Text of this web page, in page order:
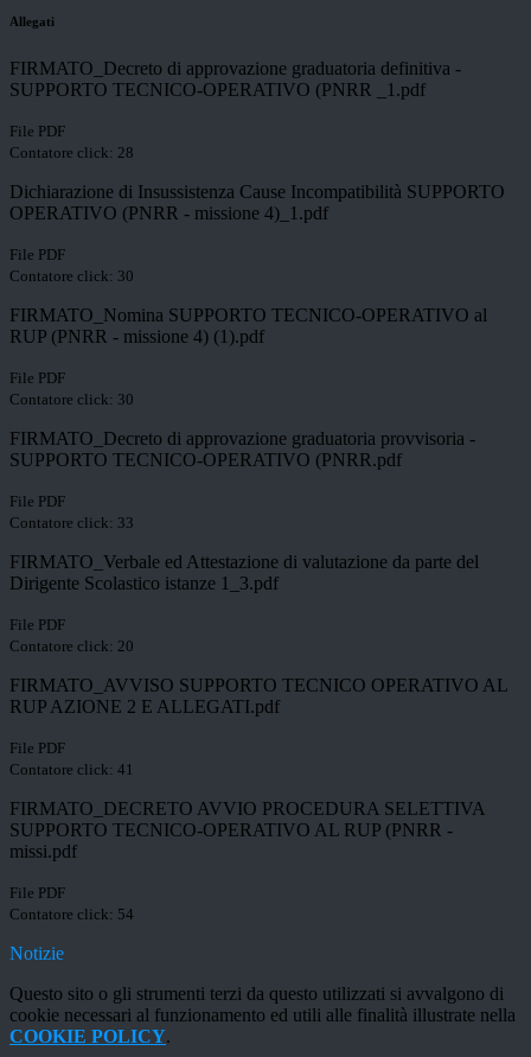
Allegati
FIRMATO_Decreto di approvazione graduatoria definitiva -
SUPPORTO TECNICO-OPERATIVO (PNRR _1.pdf
File PDF
Contatore click: 28
Dichiarazione di Insussistenza Cause Incompatibilità SUPPORTO
OPERATIVO (PNRR - missione 4)_1.pdf
File PDF
Contatore click: 30
FIRMATO_Nomina SUPPORTO TECNICO-OPERATIVO al
RUP (PNRR - missione 4) (1).pdf
File PDF
Contatore click: 30
FIRMATO_Decreto di approvazione graduatoria provvisoria -
SUPPORTO TECNICO-OPERATIVO (PNRR.pdf
File PDF
Contatore click: 33
FIRMATO_Verbale ed Attestazione di valutazione da parte del
Dirigente Scolastico istanze 1_3.pdf
File PDF
Contatore click: 20
FIRMATO_AVVISO SUPPORTO TECNICO OPERATIVO AL
RUP AZIONE 2 E ALLEGATI.pdf
File PDF
Contatore click: 41
FIRMATO_DECRETO AVVIO PROCEDURA SELETTIVA
SUPPORTO TECNICO-OPERATIVO AL RUP (PNRR -
missi.pdf
File PDF
Contatore click: 54
Notizie
Questo sito o gli strumenti terzi da questo utilizzati si avvalgono di
cookie necessari al funzionamento ed utili alle finalità illustrate nella
COOKIE POLICY.